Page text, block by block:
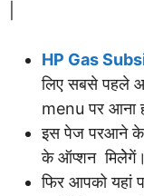
HP Gas
लिए सबसे पहले
menu पर आना
इस पेज परआने के
के ऑप्शन मिलेेगें।
फिर आपको यहां